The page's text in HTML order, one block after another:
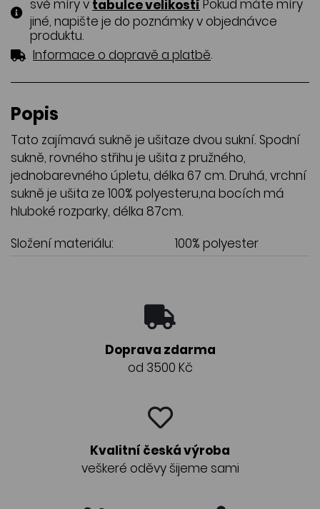
své míry v tabulce velikostí Pokud máte míry
jiné, napište je do poznámky v objednávce
produktu.
Informace o dopravě a platbě.
Popis
Tato zajímavá sukně je ušitaze dvou sukní. Spodní
sukně, rovného střihu je ušita z pružného,
jednobarevného úpletu, délka 67 cm. Druhá, vrchní
sukně je ušita ze 100% polyesteru,na bocích má
hluboké rozparky, délka 87cm.
Složení materiálu:
100% polyester
Doprava zdarma
od 3500 Kč
Kvalitní česká výroba
veškeré oděvy šijeme sami